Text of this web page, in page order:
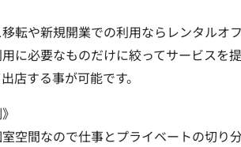
転や新規開業での利用ならレンタルオ
に必要なものだけに絞ってサービスを
店する事が可能です。
室空間なので仕事とプライベートの切り